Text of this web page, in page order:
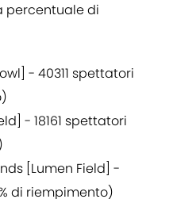
percentuale di
- 40311 spettatori
- 18161 spettatori
[Lumen Field] -
di riempimento)